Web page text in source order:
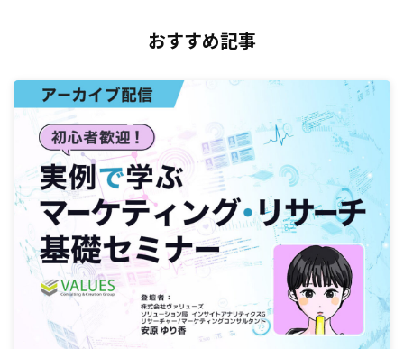
おすすめ記事